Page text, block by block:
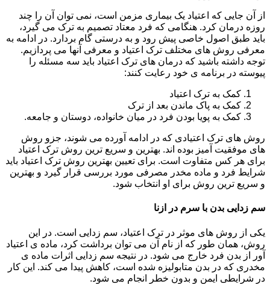
از آن جایی که اعتیاد یک بیماری مزمن است، نمی توان آن را چند
روزه درمان کرد. هنگامی که فرد معتاد تصمیم به ترک می گیرد،
باید طبق اصول خاصی پیش رود و به درستی گام بردارد. در ادامه به
معرفی روش های مختلف ترک اعتیاد و معرفی آنها می پردازیم.
توجه داشته باشید که درمان های ترک اعتیاد باید سه مسئله را
پیوسته در برنامه ی خود رعایت کنند:
کمک به ترک اعتیاد
کمک به پاک ماندن بعد از ترک
کمک به پویا بودن فرد در میان خانواده، دوستان و جامعه.
روش های ترک اعتیادی که در ادامه آورده می شوند، جزو روش
های موفقیت آمیز بوده اند. بهترین و سریع ترین روش ترک اعتیاد
برای هر کس متفاوت است. برای تعیین بهترین روش ترک اعتیاد باید
شرایط فرد و ماده مخدر مصرفی مورد بررسی قرار گیرد و بهترین
و سریع ترین روش برای او انتخاب شود.
سم زدایی بدن با سرم در ازنا
یکی از روش های موثر در ترک اعتیاد، سم زدایی است. در این
روش، همان طور که از نام آن می توان برداشت کرد، ماده ی اعتیاد
آور از بدن فرد خارج می شود. در نتیجه سم زدایی اثرات ماده ی
مخدری که در بدن متابولیزه شده است، کاهش پیدا می کند. این کار
در شرایطی ایمن و بدون خطر انجام می شود.